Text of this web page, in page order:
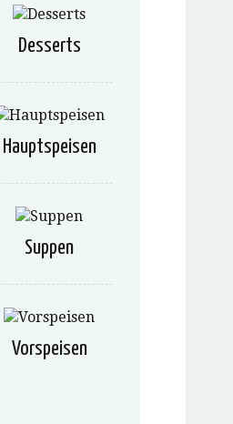
Desserts
Hauptspeisen
Suppen
Vorspeisen